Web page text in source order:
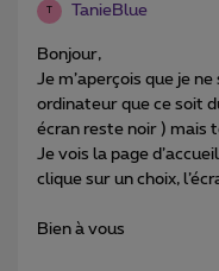
TanieBlue
Bonjour,
Je m’aperçois que je
ordinateur que ce soit
écran reste noir ) mais
Je vois la page
clique sur un choix,
Bien à vous